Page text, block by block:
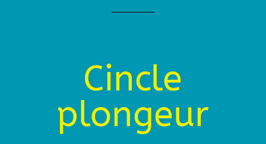
Cincle
plongeur